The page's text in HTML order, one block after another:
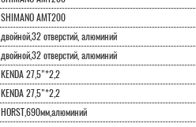
SHIMANO AMT200
двойной,32 отверстий, алюминий
двойной,32 отверстий, алюминий
KENDA 27,5"*2,2
KENDA 27,5"*2,2
HORST,690мм,алюминий